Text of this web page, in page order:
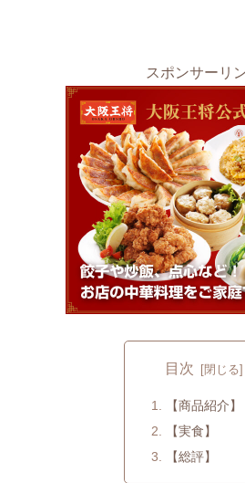
スポンサーリ
目次
【商品紹介】
【実食】
【総評】